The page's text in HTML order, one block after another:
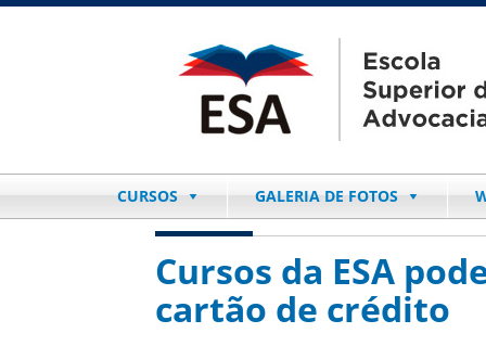
CURSOS GALERIA DE FOTOS
Cursos da ESA
cartão de crédito